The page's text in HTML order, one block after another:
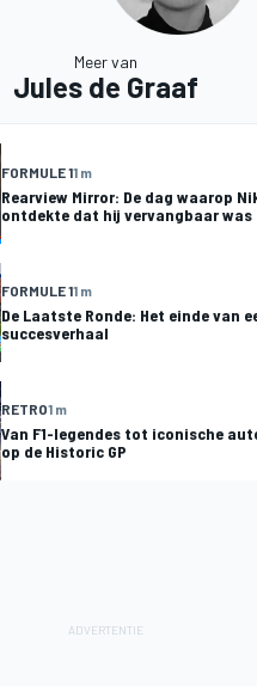
Meer van
Jules de Graaf
FORMULE 11 m
Rearview Mirror: De dag waarop
ontdekte dat hij vervangbaar was
FORMULE 11 m
De Laatste Ronde: Het einde van
succesverhaal
RETRO1 m
Van F1-legendes tot iconische
op de Historic GP